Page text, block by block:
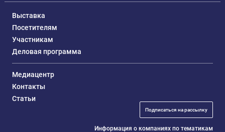
Выставка
Посетителям
Участникам
Деловая программа
Медиацентр
Контакты
Статьи
Подписаться на рассылку
Информация о компаниях по тематикам